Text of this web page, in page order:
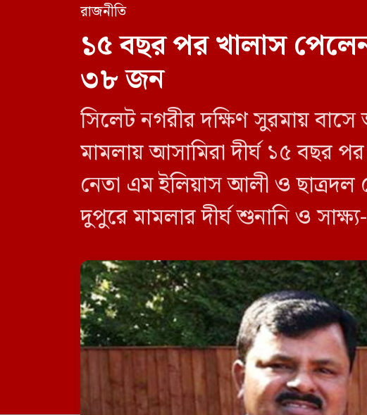
রাজনীতি
১৫ বছর পর খালাস
৩৮ জন
সিলেট নগরীর দক্ষিণ সুরমায়
মামলায় আসামিরা দীর্ঘ ১৫ বছর
নেতা এম ইলিয়াস আলী ও
দুপুরে মামলার দীর্ঘ শুনানি ও